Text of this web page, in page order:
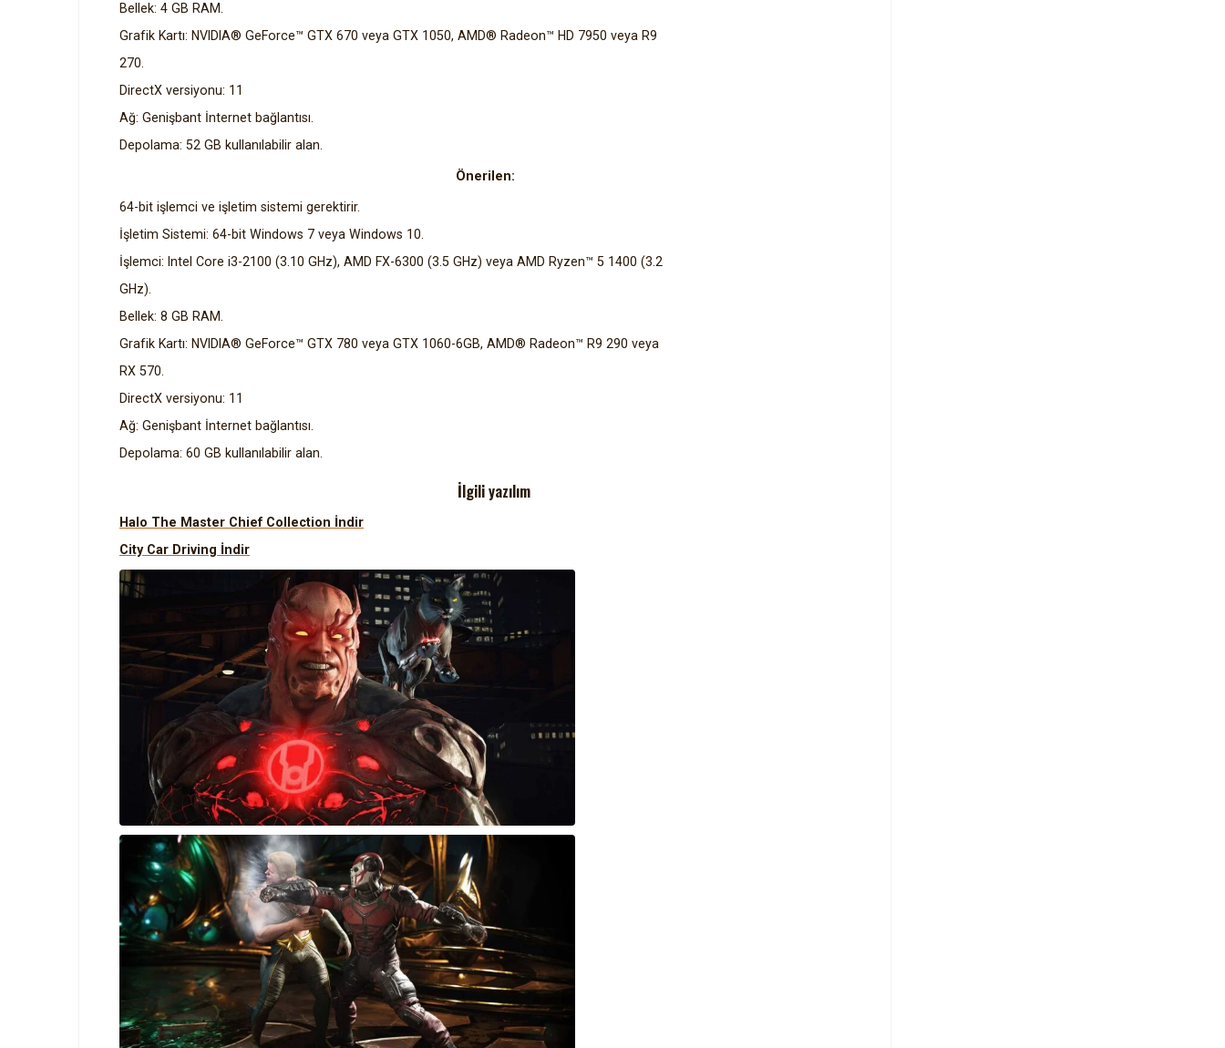
Bellek: 4 GB RAM.
Grafik Kartı: NVIDIA® GeForce™ GTX 670 veya GTX 1050, AMD® Radeon™ HD 7950 veya R9
270.
DirectX versiyonu: 11
Ağ: Genişbant İnternet bağlantısı.
Depolama: 52 GB kullanılabilir alan.
Önerilen:
64-bit işlemci ve işletim sistemi gerektirir.
İşletim Sistemi: 64-bit Windows 7 veya Windows 10.
İşlemci: Intel Core i3-2100 (3.10 GHz), AMD FX-6300 (3.5 GHz) veya AMD Ryzen™ 5 1400 (3.2
GHz).
Bellek: 8 GB RAM.
Grafik Kartı: NVIDIA® GeForce™ GTX 780 veya GTX 1060-6GB, AMD® Radeon™ R9 290 veya
RX 570.
DirectX versiyonu: 11
Ağ: Genişbant İnternet bağlantısı.
Depolama: 60 GB kullanılabilir alan.
İlgili yazılım
Halo The Master Chief Collection İndir
City Car Driving İndir